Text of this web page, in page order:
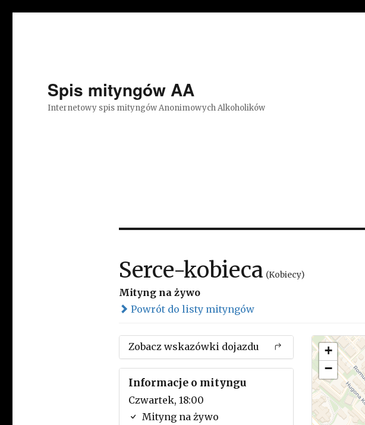
Spis mityngów AA
Internetowy spis mityngów Anonimowych Alkoholików
Serce-kobieca (Kobiecy)
Mityng na żywo
Powrót do listy mityngów
Zobacz wskazówki dojazdu
Informacje o mityngu
Czwartek, 18:00
Mityng na żywo
+
−